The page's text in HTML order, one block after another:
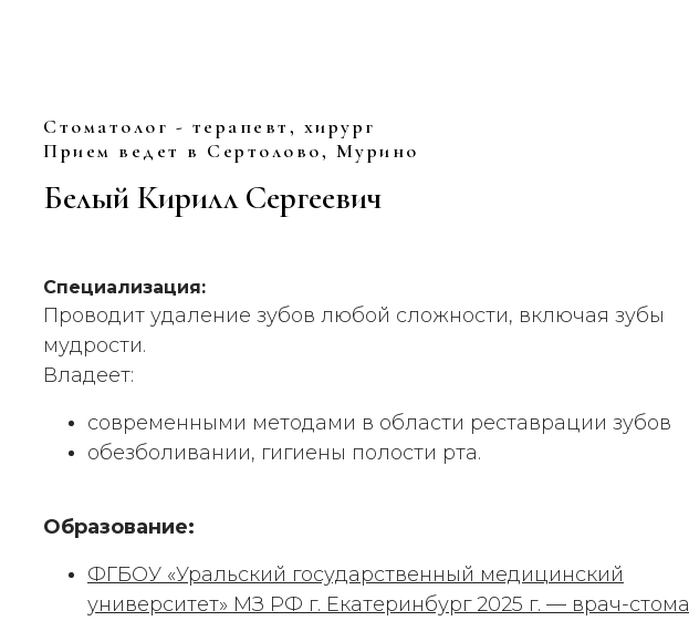
Стоматолог - терапевт, хирург
Прием ведет в Сертолово, Мурино
Белый Кирилл Сергеевич
Специализация:
Проводит удаление зубов любой сложности, включая зубы
мудрости.
Владеет:
современными методами в области реставрации зубов
обезболивании, гигиены полости рта.
Образование:
ФГБОУ «Уральский государственный медицинский
университет» МЗ РФ г. Екатеринбург 2025 г. — врач-